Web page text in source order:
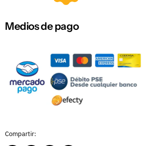
Medios de pago
Compartir: